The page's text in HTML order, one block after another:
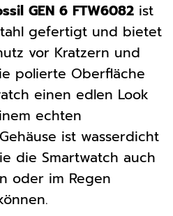
GEN 6 FTW6082 ist
gefertigt und bietet
vor Kratzern und
polierte Oberfläche
einen edlen Look
echten
ist wasserdicht
die Smartwatch auch
oder im Regen